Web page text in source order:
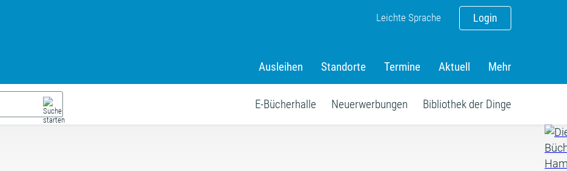
Login
Leichte Sprache
Ausleihen Standorte Termine Aktuell Mehr
E-Bücherhalle Neuerwerbungen Bibliothek der Dinge